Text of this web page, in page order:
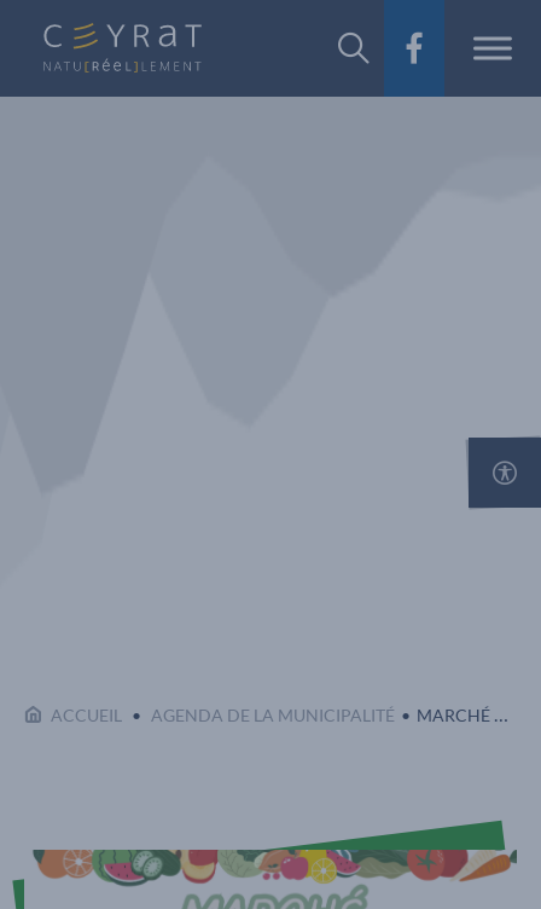
ACCUEIL AGENDA DE LA MUNICIPALITÉ EN COURS :
MARCHÉ DE PRODUCTEURS LOCAUX ET COMMERÇANTS